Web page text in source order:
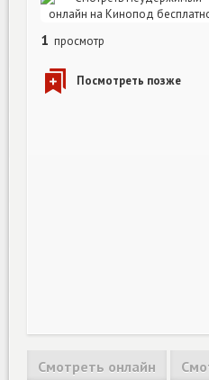
1 просмотр
Смотреть онлайн